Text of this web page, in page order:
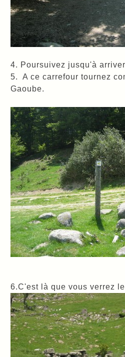
4. Poursuivez jusqu'à
5. A ce carrefour tournez
Gaoube.
6.C'est là que vous verrez